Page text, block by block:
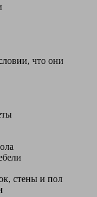
что они
стены и пол